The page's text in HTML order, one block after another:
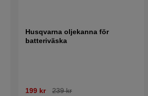
Husqvarna oljekanna för
batteriväska
199 kr 239 kr